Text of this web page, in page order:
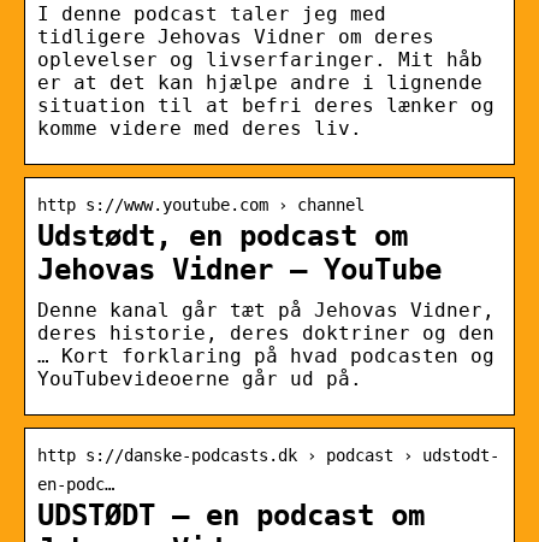
I denne podcast taler jeg med
tidligere Jehovas Vidner om deres
oplevelser og livserfaringer. Mit håb
er at det kan hjælpe andre i lignende
situation til at befri deres lænker og
komme videre med deres liv.
http s://www.youtube.com › channel
Udstødt, en podcast om
Jehovas Vidner – YouTube
Denne kanal går tæt på Jehovas Vidner,
deres historie, deres doktriner og den
… Kort forklaring på hvad podcasten og
YouTubevideoerne går ud på.
http s://danske-podcasts.dk › podcast › udstodt-
en-podc…
UDSTØDT – en podcast om